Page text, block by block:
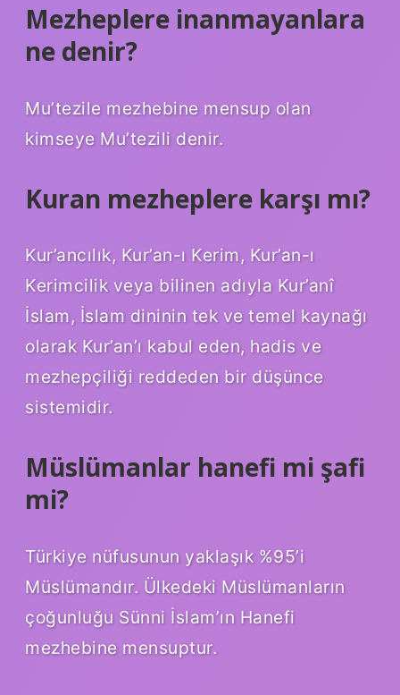
Mezheplere inanmayanlara
ne denir?
Mu’tezile mezhebine mensup olan
kimseye Mu’tezili denir.
Kuran mezheplere karşı mı?
Kur’ancılık, Kur’an-ı Kerim, Kur’an-ı
Kerimcilik veya bilinen adıyla Kur’anî
İslam, İslam dininin tek ve temel kaynağı
olarak Kur’an’ı kabul eden, hadis ve
mezhepçiliği reddeden bir düşünce
sistemidir.
Müslümanlar hanefi mi şafi
mi?
Türkiye nüfusunun yaklaşık %95’i
Müslümandır. Ülkedeki Müslümanların
çoğunluğu Sünni İslam’ın Hanefi
mezhebine mensuptur.